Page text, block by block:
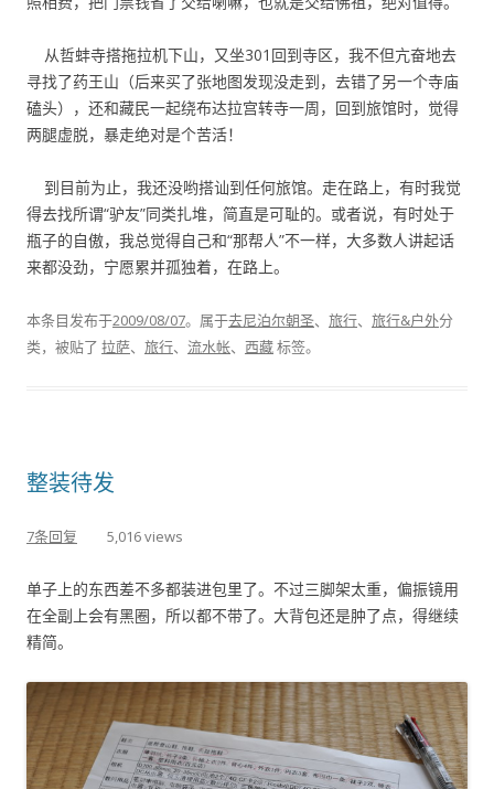
从哲蚌寺搭拖拉机下山，又坐301回到寺区，我不但亢奋地去
寻找了药王山（后来买了张地图发现没走到，去错了另一个寺庙
磕头），还和藏民一起绕布达拉宫转寺一周，回到旅馆时，觉得
两腿虚脱，暴走绝对是个苦活！
到目前为止，我还没哟搭讪到任何旅馆。走在路上，有时我觉
得去找所谓“驴友”同类扎堆，简直是可耻的。或者说，有时处于
瓶子的自傲，我总觉得自己和“那帮人”不一样，大多数人讲起话
来都没劲，宁愿累并孤独着，在路上。
本条目发布于2009/08/07。属于去尼泊尔朝圣、 旅行、 旅行&户外分
类，被贴了 拉萨、 旅行、 流水帐、 西藏标签。
整装待发
7条回复 5,016 views
单子上的东西差不多都装进包里了。不过三脚架太重，偏振镜用
在全副上会有黑圈，所以都不带了。大背包还是肿了点，得继续
精简。